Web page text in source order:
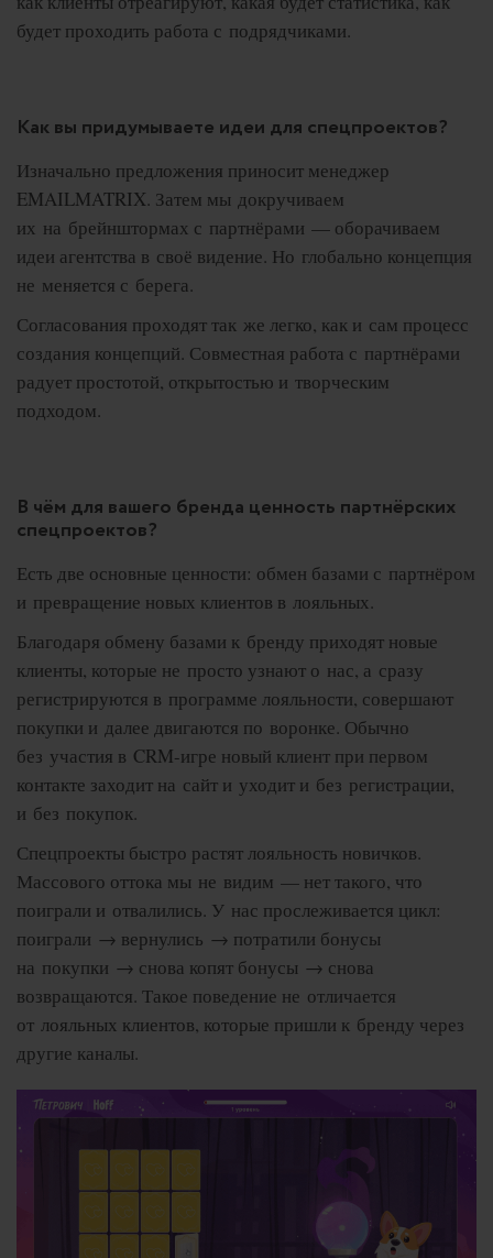
будет проходить работа с подрядчиками.
Как вы придумываете идеи для спецпроектов?
Изначально предложения приносит менеджер
EMAILMATRIX. Затем мы докручиваем
их на брейнштормах с партнёрами — оборачиваем
идеи агентства в своё видение. Но глобально концепция
не меняется с берега.
Согласования проходят так же легко, как и сам процесс
создания концепций. Совместная работа с партнёрами
радует простотой, открытостью и творческим
подходом.
В чём для вашего бренда ценность партнёрских
спецпроектов?
Есть две основные ценности: обмен базами с партнёром
и превращение новых клиентов в лояльных.
Благодаря обмену базами к бренду приходят новые
клиенты, которые не просто узнают о нас, а сразу
регистрируются в программе лояльности, совершают
покупки и далее двигаются по воронке. Обычно
без участия в CRM-игре новый клиент при первом
контакте заходит на сайт и уходит и без регистрации,
и без покупок.
Спецпроекты быстро растят лояльность новичков.
Массового оттока мы не видим — нет такого, что
поиграли и отвалились. У нас прослеживается цикл:
поиграли → вернулись → потратили бонусы
на покупки → снова копят бонусы → снова
возвращаются. Такое поведение не отличается
от лояльных клиентов, которые пришли к бренду через
другие каналы.